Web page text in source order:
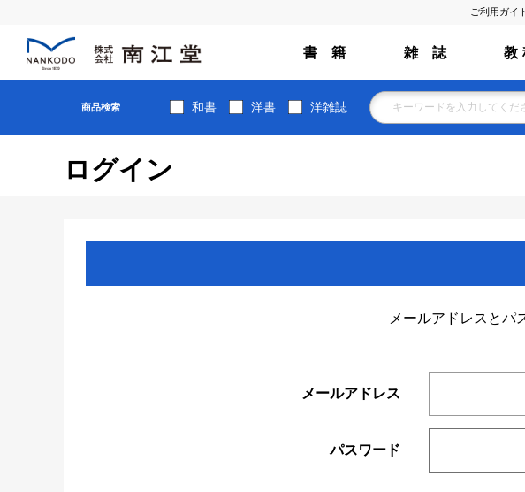
ご利用ガイ
書 籍 雑 誌 教
商品検索 和書 洋書 洋雑誌
ログイン
メールアドレスとパ
メールアドレス
パスワード